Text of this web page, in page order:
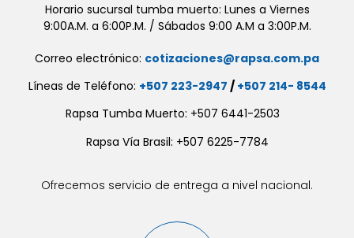
Horario sucursal tumba muerto: Lunes a Viernes
9:00A.M. a 6:00P.M. / Sábados 9:00 A.M a 3:00P.M.
Correo electrónico: cotizaciones@rapsa.com.pa
Líneas de Teléfono: +507 223-2947 / +507 214- 8544
Rapsa Tumba Muerto: +507 6441-2503
Rapsa Vía Brasil: +507 6225-7784
Ofrecemos servicio de entrega a nivel nacional.